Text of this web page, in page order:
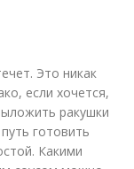
Это никак
если хочется,
ракушки
готовить
Какими